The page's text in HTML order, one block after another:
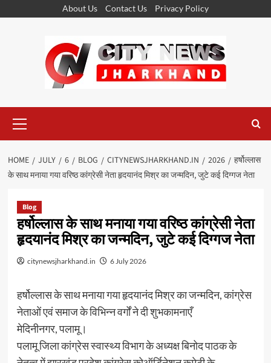
About Us Contact Us Privacy Policy
Menu
HOME JULY 6 BLOG CITYNEWSJHARKHAND.IN 2026
हर्षोल्लास
के साथ मनाया गया वरिष्ठ कांग्रेसी नेता हृदयानंद मिश्र का जन्मदिन, जुटे कई दिग्गज नेता
Blog
हर्षोल्लास के साथ मनाया गया वरिष्ठ कांग्रेसी नेता
हृदयानंद मिश्र का जन्मदिन, जुटे कई दिग्गज नेता
citynewsjharkhand.in 6 July 2026
हर्षोल्लास के साथ मनाया गया हृदयानंद मिश्र का जन्मदिन, कांग्रेस
नेताओं एवं समाज के विभिन्न वर्गों ने दी शुभकामनाएँ
मेदिनीनगर, पलामू।
पलामू जिला कांग्रेस स्वास्थ्य विभाग के अध्यक्ष बिनोद पाठक के